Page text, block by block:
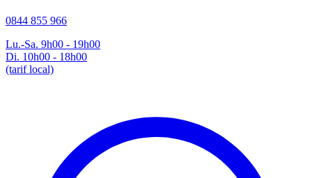
0844 855 966
Lu.-Sa. 9h00 - 19h00
Di. 10h00 - 18h00
(tarif local)